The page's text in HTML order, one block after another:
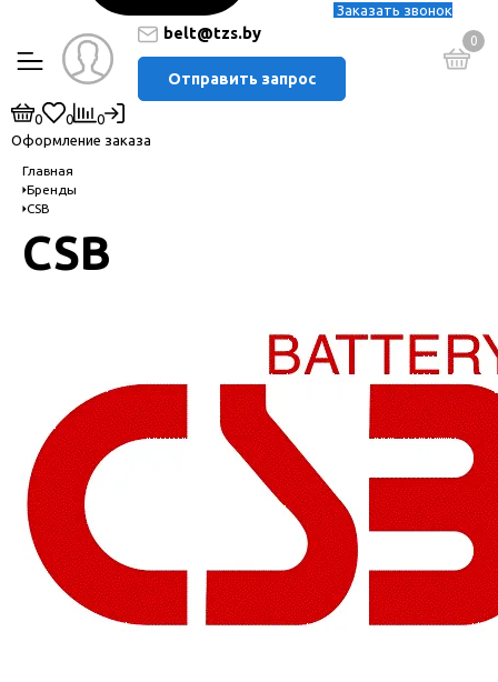
Заказать звонок
belt@tzs.by
Отправить запрос
0
0 0
0
Оформление заказа
Главная
Бренды
CSB
CSB